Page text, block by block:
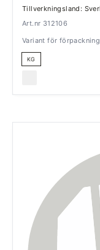
Tillverkningsland:
Art.nr 312106
Variant för förpackning
KG